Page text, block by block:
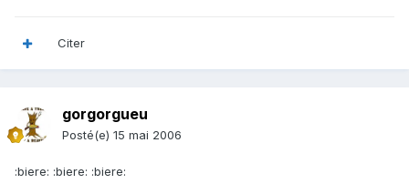
Citer
gorgorgueu
Posté(e) 15 mai 2006
:biere: :biere: :biere: